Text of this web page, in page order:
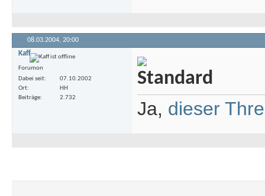
08.03.2004, 20:00
Kaff
Forumon
Dabei seit
07.10.2002
Ort
HH
Beiträge
2.732
Ja, dieser